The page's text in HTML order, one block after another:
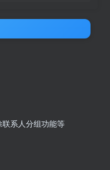
系人分组功能等